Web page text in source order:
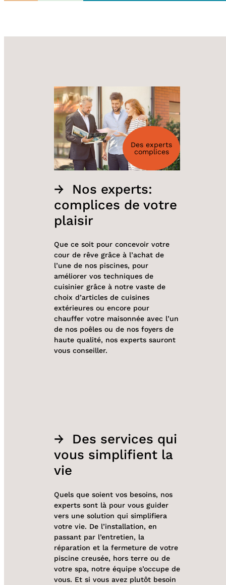
Des experts
complices
Nos experts:
complices de votre
plaisir
Que ce soit pour concevoir votre
cour de rêve grâce à l’achat de
l’une de nos piscines, pour
améliorer vos techniques de
cuisinier grâce à notre vaste de
choix d’articles de cuisines
extérieures ou encore pour
chauffer votre maisonnée avec l’un
de nos poêles ou de nos foyers de
haute qualité, nos experts sauront
vous conseiller.
Des services qui
vous simplifient la
vie
Quels que soient vos besoins, nos
experts sont là pour vous guider
vers une solution qui simplifiera
votre vie. De l’installation, en
passant par l’entretien, la
réparation et la fermeture de votre
piscine creusée, hors terre ou de
votre spa, notre équipe s’occupe de
vous. Et si vous avez plutôt besoin